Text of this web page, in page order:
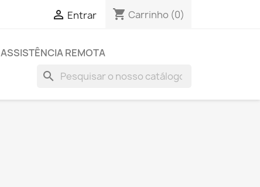
 Entrar shopping_cart Carrinho (0)
ASSISTÊNCIA REMOTA
search